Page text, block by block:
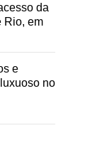
da
Rio, em
e
no